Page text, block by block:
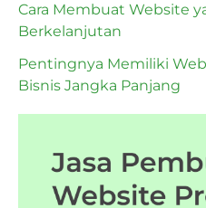
Cara Membuat Website
Berkelanjutan
Pentingnya Memiliki
Bisnis Jangka Panjang